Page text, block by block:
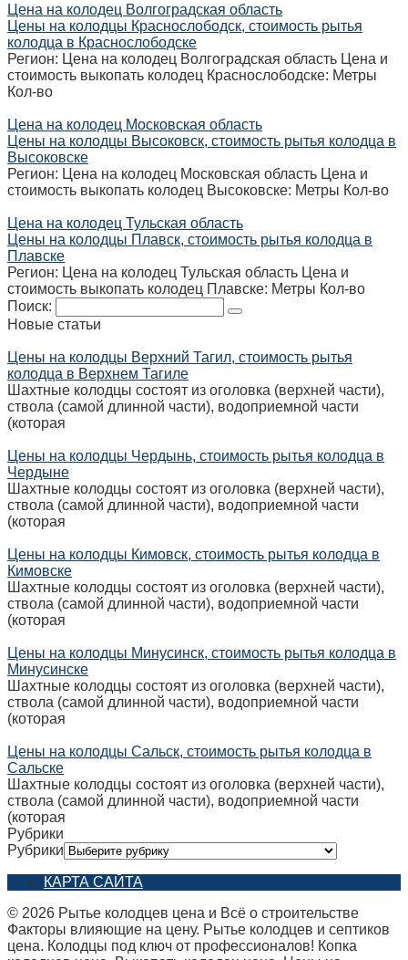
Цена на колодец Волгоградская область
Цены на колодцы Краснослободск, стоимость рытья
колодца в Краснослободске
Регион: Цена на колодец Волгоградская область Цена и
стоимость выкопать колодец Краснослободске: Метры
Кол-во
Цена на колодец Московская область
Цены на колодцы Высоковск, стоимость рытья колодца в
Высоковске
Регион: Цена на колодец Московская область Цена и
стоимость выкопать колодец Высоковске: Метры Кол-во
Цена на колодец Тульская область
Цены на колодцы Плавск, стоимость рытья колодца в
Плавске
Регион: Цена на колодец Тульская область Цена и
стоимость выкопать колодец Плавске: Метры Кол-во
Поиск:
Новые статьи
Цены на колодцы Верхний Тагил, стоимость рытья
колодца в Верхнем Тагиле
Шахтные колодцы состоят из оголовка (верхней части),
ствола (самой длинной части), водоприемной части
(которая
Цены на колодцы Чердынь, стоимость рытья колодца в
Чердыне
Шахтные колодцы состоят из оголовка (верхней части),
ствола (самой длинной части), водоприемной части
(которая
Цены на колодцы Кимовск, стоимость рытья колодца в
Кимовске
Шахтные колодцы состоят из оголовка (верхней части),
ствола (самой длинной части), водоприемной части
(которая
Цены на колодцы Минусинск, стоимость рытья колодца в
Минусинске
Шахтные колодцы состоят из оголовка (верхней части),
ствола (самой длинной части), водоприемной части
(которая
Цены на колодцы Сальск, стоимость рытья колодца в
Сальске
Шахтные колодцы состоят из оголовка (верхней части),
ствола (самой длинной части), водоприемной части
(которая
Рубрики
Рубрики
КАРТА САЙТА
© 2026 Рытье колодцев цена и Всё о строительстве
Факторы влияющие на цену. Рытье колодцев и септиков
цена. Колодцы под ключ от профессионалов! Копка